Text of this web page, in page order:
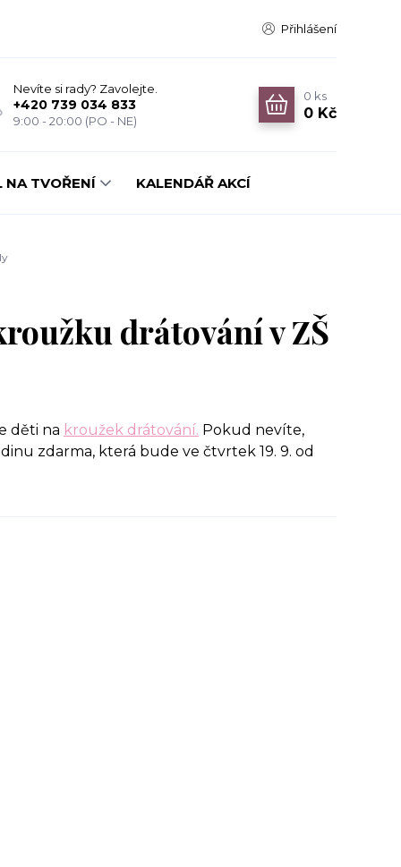
Přihlášení
Nevíte si rady? Zavolejte.
+420 739 034 833
9:00 - 20:00 (PO - NE)
0 ks
0 Kč
NA TVOŘENÍ KALENDÁŘ AKCÍ
drátování v ZŠ
děti na kroužek drátování. Pokud nevíte,
zdarma, která bude ve čtvrtek 19. 9. od